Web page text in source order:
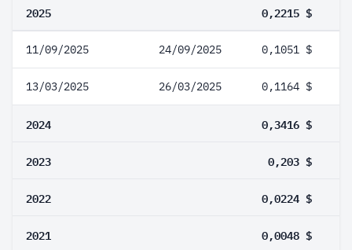
2025 0,2215 $
11/09/2025 24/09/2025 0,1051 $
13/03/2025 26/03/2025 0,1164 $
2024 0,3416 $
2023 0,203 $
2022 0,0224 $
2021 0,0048 $